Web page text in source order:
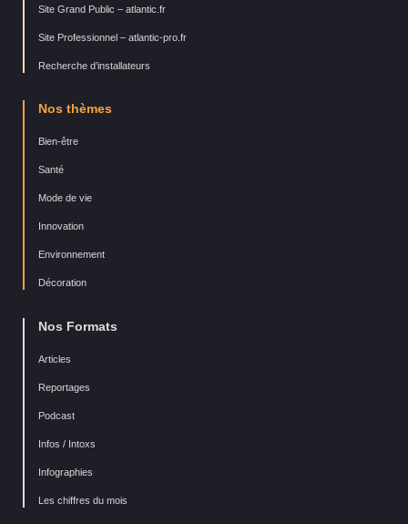
Site Grand Public – atlantic.fr
Site Professionnel – atlantic-pro.fr
Recherche d’installateurs
Nos thèmes
Bien-être
Santé
Mode de vie
Innovation
Environnement
Décoration
Nos Formats
Articles
Reportages
Podcast
Infos / Intoxs
Infographies
Les chiffres du mois